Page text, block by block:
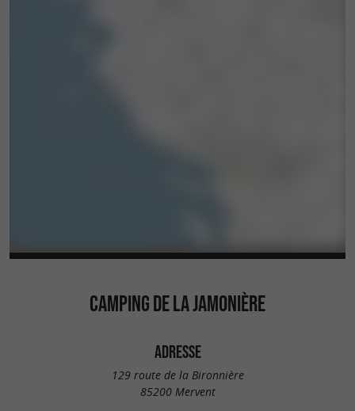
CAMPING DE LA JAMONIÈRE
ADRESSE
129 route de la Bironnière
85200 Mervent